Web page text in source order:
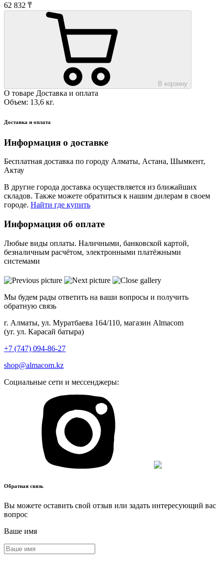
62 832 ₸
В корзину
О товаре Доставка и оплата
Объем: 13,6 кг.
Доставка и оплата
Информация о доставке
Бесплатная доставка по городу Алматы, Астана, Шымкент,
Актау
В другие города доставка осуществляется из ближайших
складов. Также можете обратиться к нашим дилерам в своем
городе. Найти где купить
Информация об оплате
Любые виды оплаты. Наличными, банковской картой,
безналичным расчётом, электронными платёжными
системами
Мы будем рады ответить на ваши вопросы и получить
обратную связь
г. Алматы, ул. Муратбаева 164/110, магазин Almacom
(уг. ул. Карасай батыра)
+7 (747) 094-86-27
shop@almacom.kz
Социальные сети и мессенджеры:
Обратная связь
Вы можете оставить свой отзыв или задать интересующий вас
вопрос
Ваше имя